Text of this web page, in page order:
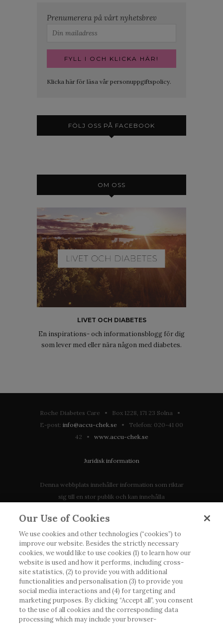
Prenumerera på vårt nyhetsbrev
Klicka här för läsa vår personuppgiftspolicy.
FÖLJ OSS PÅ FACEBOOK
OM OSS
LIVET OCH DIABETES
En inspirations- och informationsblogg för dig
som lever med eller nära någon med diabetes.
Roche Diabetes Care • Box 1228, 171 23 Solna •
E-post: info@accu-chek.se • Telefon: 020-41 00
42 • www.accu-chek.se
Juridisk information
Denna webbplats innehåller information som riktar
sig till en stor publik och kan innehålla
tillgänglig eller giltig i ditt land. Vänligen observera
att vi inte tar något ansvar för information som
eventuellt inte uppfyller någon gällande rättslig
process, förordning, registrering eller användning i
landet där du bor.
Roche har inte alltid möjlighet att kvalitetssäkra
andras inlägg, men kommer att ta bort vilseledande
eller olämpliga inlägg i möjligaste mån. Vi har inget
Our Use of Cookies
We use cookies and other technologies (“cookies”) to
improve our website. Besides the strictly necessary
cookies, we would like to use cookies (1) to learn how our
website is used and how it performs, including cross-
site statistics, (2) to provide you with additional
functionalities and personalisation (3) to provide you
social media interactions and (4) for targeting and
marketing purposes. By clicking “Accept all”, you consent
to the use of all cookies and the corresponding data
processing which may include your browser-